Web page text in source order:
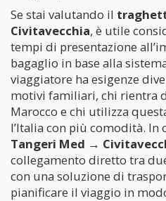
Se stai valutando il
Civitavecchia, è utile
tempi di presentazione
bagaglio in base alla
viaggiatore ha esigenze
motivi familiari, chi rientra
Marocco e chi utilizza
l’Italia con più comodità. In
Tangeri Med →
collegamento diretto tra
con una soluzione di
pianificare il viaggio in